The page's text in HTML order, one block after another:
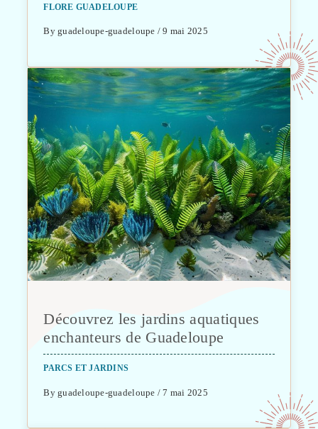
FLORE GUADELOUPE
By guadeloupe-guadeloupe / 9 mai 2025
Découvrez les jardins aquatiques
enchanteurs de Guadeloupe
PARCS ET JARDINS
By guadeloupe-guadeloupe / 7 mai 2025